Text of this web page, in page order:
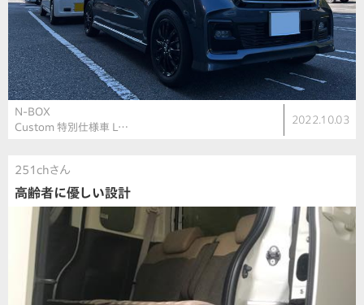
N-BOX
Custom 特別仕様車 L…
2022.10.03
251chさん
高齢者に優しい設計